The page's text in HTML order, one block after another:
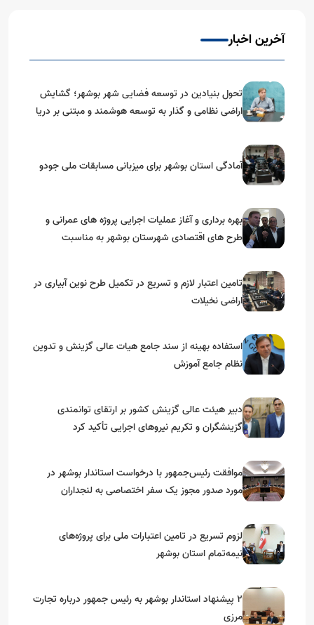
آخرین اخبار
تحول بنیادین در توسعه فضایی شهر بوشهر؛ گشایش
اراضی نظامی و گذار به توسعه هوشمند و مبتنی بر دریا
آمادگی استان بوشهر برای میزبانی مسابقات ملی جودو
بهره برداری و آغاز عملیات اجرایی پروژه های عمرانی و
طرح های اقتصادی شهرستان بوشهر به مناسبت
تامین اعتبار لازم و تسریع در تکمیل طرح نوین آبیاری در
اراضی نخیلات
استفاده بهینه از سند جامع هیات عالی گزینش و‌ تدوین
نظام جامع آموزش
دبیر هیئت عالی گزینش کشور بر ارتقای توانمندی
گزینشگران و تکریم نیروهای اجرایی تأکید کرد
موافقت رئیس‌جمهور با درخواست استاندار بوشهر در
مورد صدور مجوز یک سفر اختصاصی به لنجداران
لزوم تسریع در تامین اعتبارات ملی برای پروژه‌های
نیمه‌تمام استان بوشهر
۲ پیشنهاد استاندار بوشهر به رئیس جمهور درباره تجارت
مرزی